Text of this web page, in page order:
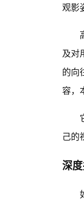
观影
及对
的向
容，
己的
深